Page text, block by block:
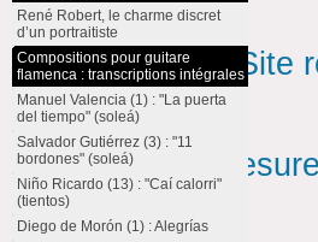
René Robert, le charme discret
d’un portraitiste
Compositions pour guitare
flamenca : transcriptions intégrales
Manuel Valencia (1) : "La puerta
del tiempo" (soleá)
Salvador Gutiérrez (3) : "11
bordones" (soleá)
Niño Ricardo (13) : "Caí calorri"
(tientos)
Diego de Morón (1) : Alegrías
Site